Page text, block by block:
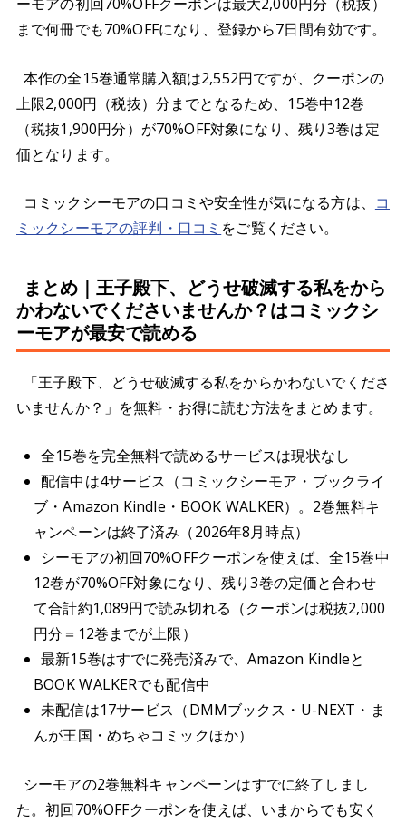
まで何冊でも70%OFFになり、登録から7日間有効です。
本作の全15巻通常購入額は2,552円ですが、クーポンの
上限2,000円（税抜）分までとなるため、15巻中12巻
（税抜1,900円分）が70%OFF対象になり、残り3巻は定
価となります。
コミックシーモアの口コミや安全性が気になる方は、 コ
ミックシーモアの評判・口コミ をご覧ください。
まとめ｜王子殿下、どうせ破滅する私をから
かわないでくださいませんか？はコミックシ
ーモアが最安で読める
「王子殿下、どうせ破滅する私をからかわないでくださ
いませんか？」を無料・お得に読む方法をまとめます。
全15巻を完全無料で読めるサービスは現状なし
配信中は4サービス（コミックシーモア・ブックライ
ブ・Amazon Kindle・BOOK WALKER）。2巻無料キ
ャンペーンは終了済み（2026年8月時点）
シーモアの初回70%OFFクーポンを使えば、全15巻中
12巻が70%OFF対象になり、残り3巻の定価と合わせ
て合計約1,089円で読み切れる（クーポンは税抜2,000
円分＝12巻までが上限）
最新15巻はすでに発売済みで、Amazon Kindleと
BOOK WALKERでも配信中
未配信は17サービス（DMMブックス・U-NEXT・ま
んが王国・めちゃコミックほか）
シーモアの2巻無料キャンペーンはすでに終了しまし
た。初回70%OFFクーポンを使えば、いまからでも安く